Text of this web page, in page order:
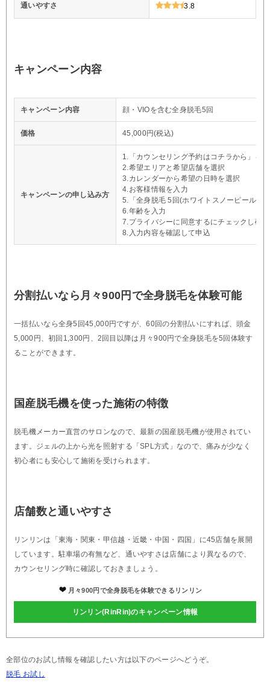
通いやすさ 3.8
キャンペーン内容
キャンペーン内容 顔・VIOを含む全身脱毛5回
価格 45,000円(税込)
キャンペーンの申し込み方
1.「カウンセリング予約はコチラから」を
2.希望エリアと希望店舗を選択
3.カレンダーから希望の日時を選択
4.お客様情報を入力
5.「全身脱毛 5回(ホワイトスノーピール付
6.年齢を入力
7.プライバシーに同意するにチェックし確
8.入力内容を確認して申込
分割払いなら月々900円で全身脱毛を体験可能
一括払いなら全身5回45,000円ですが、60回の分割払いにすれば、頭金
5,000円、初回1,300円、2回目以降は月々900円で全身脱毛を5回体験す
ることができます。
国産脱毛機を使った施術の特徴
脱毛機メーカー直営のサロンなので、最新の国産脱毛機が使用されてい
ます。ジェルの上から光を照射する「SPL方式」なので、痛みが少なく
初心者にも安心して施術を受けられます。
店舗数と通いやすさ
リンリンは「東海・関東・甲信越・近畿・中国・四国」に45店舗を展開
しています。駐車場の有無など、通いやすさは店舗により異なるので、
カウンセリング時に確認しておきましょう。
月々900円で全身脱毛を体験できるリンリン
リンリン(RinRin)のキャンペーン情報
全部位のお試し情報を確認したい方は以下のページへどうぞ。
脱毛 お試し